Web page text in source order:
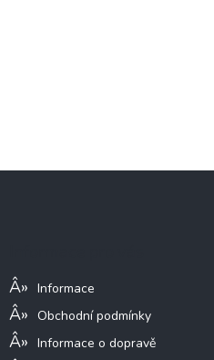
Informace
Obchodní podmínky
Informace o dopravě